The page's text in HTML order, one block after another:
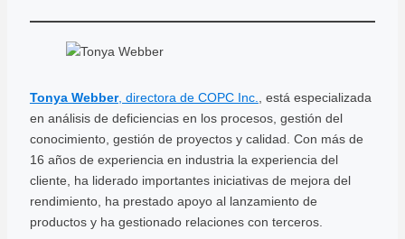
Tonya Webber, directora de COPC Inc.
, está especializada
en análisis de deficiencias en los procesos, gestión del
conocimiento, gestión de proyectos y calidad. Con más de
16 años de experiencia en industria la experiencia del
cliente, ha liderado importantes iniciativas de mejora del
rendimiento, ha prestado apoyo al lanzamiento de
productos y ha gestionado relaciones con terceros.